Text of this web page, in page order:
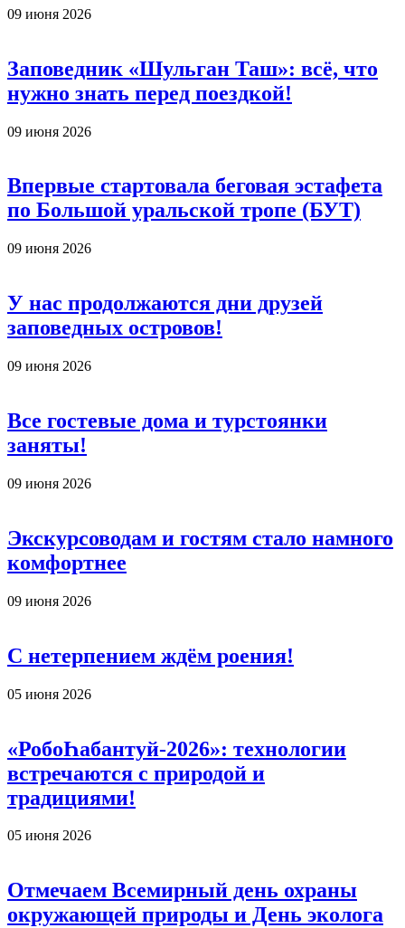
09 июня 2026
Заповедник «Шульган Таш»: всё, что
нужно знать перед поездкой!
09 июня 2026
Впервые стартовала беговая эстафета
по Большой уральской тропе (БУТ)
09 июня 2026
У нас продолжаются дни друзей
заповедных островов!
09 июня 2026
Все гостевые дома и турстоянки
заняты!
09 июня 2026
Экскурсоводам и гостям стало намного
комфортнее
09 июня 2026
С нетерпением ждём роения!
05 июня 2026
«РобоҺабантуй-2026»: технологии
встречаются с природой и
традициями!
05 июня 2026
Отмечаем Всемирный день охраны
окружающей природы и День эколога